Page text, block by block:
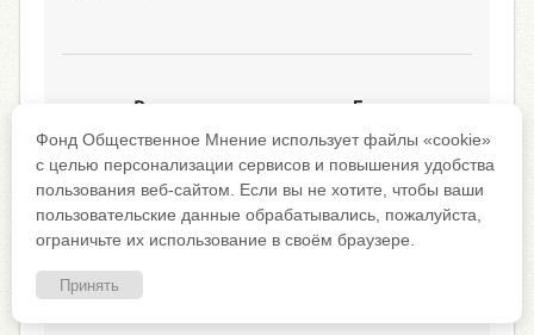
Россия оказывает помощь Белоруссии в
целом
4%
Проведение консультаций, советы
3%
Фонд Общественное Мнение использует файлы «cookie»
с целью персонализации сервисов и повышения удобства
пользования веб-сайтом. Если вы не хотите, чтобы ваши
пользовательские данные обрабатывались, пожалуйста,
ограничьте их использование в своём браузере.
Принять